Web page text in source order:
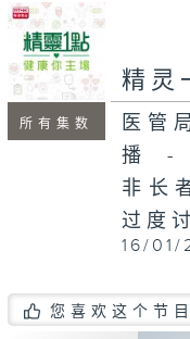
minutes,
36
seconds
所有集数
精灵
医管
播 -
非长
过度
16/01/
您喜欢这个节